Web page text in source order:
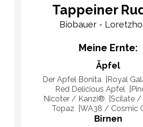
Tappeiner
Biobauer -
Meine Ernte:
Äpfel
Der Apfel Bonita
Royal
Red Delicious Apfel
Nicoter / Kanzi®
Scilate
Topaz
WA38 / Cosmic
Birnen